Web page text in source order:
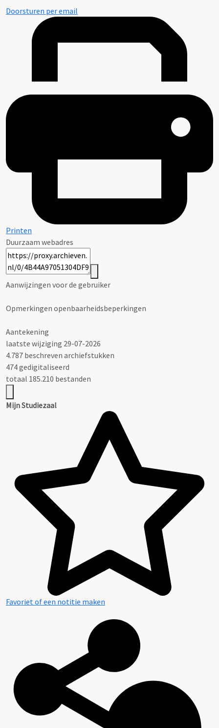
Doorsturen per email
Printen
Duurzaam webadres
Aanwijzingen voor de gebruiker
Opmerkingen openbaarheidsbeperkingen
Aantekening
laatste wijziging 29-07-2026
4.787 beschreven archiefstukken
474 gedigitaliseerd
totaal 185.210 bestanden
Mijn Studiezaal
Favoriet of een notitie maken